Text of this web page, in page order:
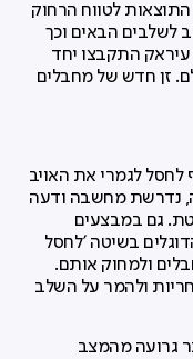
לטווח הרחוק
לשלבים הבאים וכך
עיראק התקבצו יחד
זן חדש של מחבלים
לגמרי את האויב
נדרשת מחשבה ודעה
גם במבצעים
בשיטה 'לחסל
ולמחוק אותם.
ולהמר על השלב
גרועה מהמצב